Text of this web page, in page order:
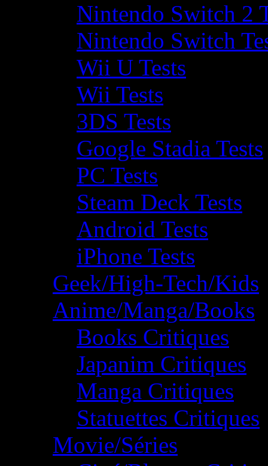
Nintendo Switch 2
Nintendo Switch
Wii U Tests
Wii Tests
3DS Tests
Google Stadia Tests
PC Tests
Steam Deck Tests
Android Tests
iPhone Tests
Geek/High-Tech/Kids
Anime/Manga/Books
Books Critiques
Japanim Critiques
Manga Critiques
Statuettes Critiques
Movie/Séries